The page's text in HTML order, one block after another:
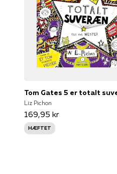
Liz Pichon
169,95 kr
HÆFTET